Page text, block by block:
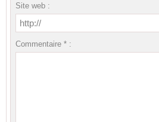
Site web :
Commentaire * :